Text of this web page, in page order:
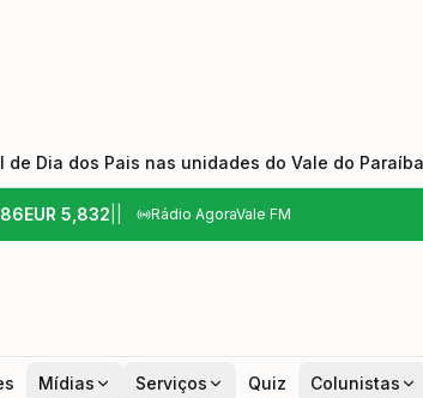
de Dia dos Pais nas unidades do Vale do
EUR 5,832 Rádio AgoraVale FM
Mídias Serviços Quiz Colunistas